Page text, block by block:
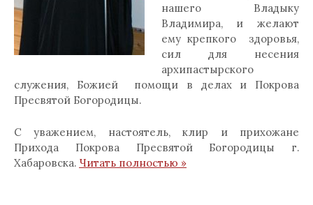
нашего Владыку
Владимира, и желают
ему крепкого здоровья,
сил для несения
архипастырского
служения, Божией помощи в делах и Покрова
Пресвятой Богородицы.
С уважением, настоятель, клир и прихожане
Прихода Покрова Пресвятой Богородицы г.
Хабаровска. Читать полностью »